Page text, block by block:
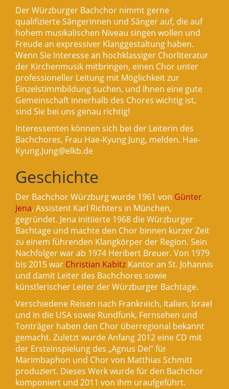
Der Würzburger Bachchor nimmt gerne
qualifizierte Sängerinnen und Sänger auf, die auf
hohem musikalischen Niveau singen wollen und
Freude an expressiver Klanggestaltung haben.
Wenn Sie Interesse an hochklassiger Chorliteratur
der Kirchenmusik mitbringen, einen Chor unter
professioneller Leitung mit Möglichkeit zur
Einzelstimmbildung suchen, und Ihnen eine gute
Gemeinschaft innerhalb des Chores wichtig ist,
sind Sie bei uns genau richtig!
Interessenten können sich bei der Leiterin des
Bachchores, Frau Hae-Kyung Jung, melden. Hae-
Kyung.Jung@elkb.de
Geschichte
Der Bachchor Würzburg wurde 1961 von Günter
Jena, Assistent Karl Richters in München,
gegründet. Jena initiierte 1968 die Würzburger
Bachtage und machte den Chor binnen kurzer Zeit
zu einem führenden Klangkörper der Region. Sein
Nachfolger war ab 1974 Heribert Breuer. Von 1979
bis 2015 war Christian Kabitz Kantor an St. Johannis
und damit Leiter des Bachchores sowie
künstlerischer Leiter der Würzburger Bachtage.
Verschiedene Reisen nach Frankreich, Italien, Israel
und in die USA sowie Rundfunk, Fernsehen und
Tonträger haben den Chor überregional bekannt
gemacht. Zuletzt wurde Anfang 2012 eine CD mit
der Ersteinspielung des „Agnus Dei“ für
Marimbaphon und Chor von Matthias Schmitt
produziert. Dieses Werk wurde für den Bachchor
komponiert und 2011 von ihm uraufgeführt.